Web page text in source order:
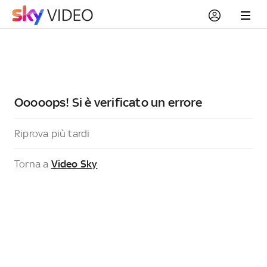
Ooooops! Si è verificato un errore
Riprova più tardi
Torna a Video Sky